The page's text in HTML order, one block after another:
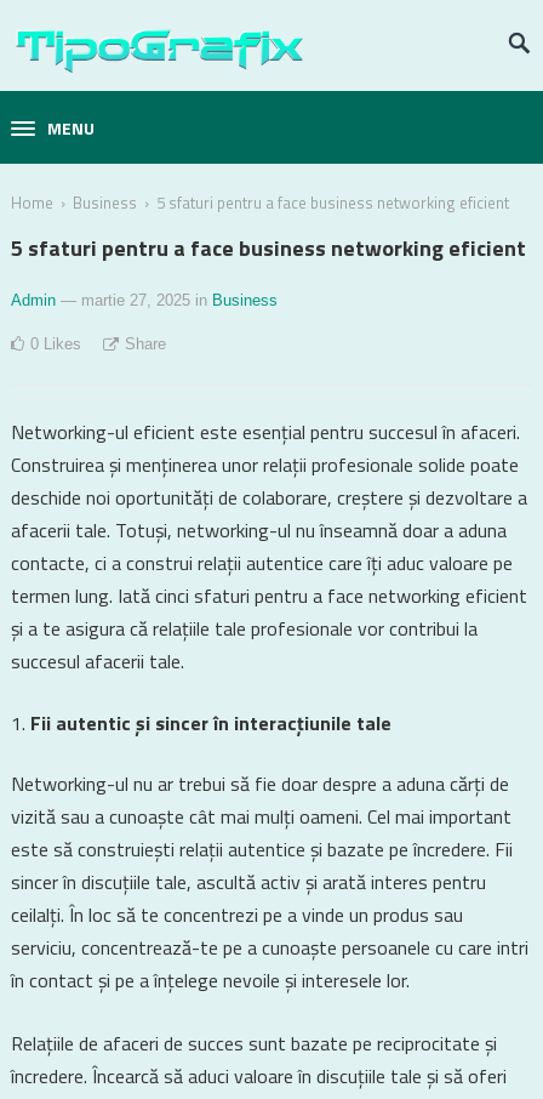
MENU
Home › Business › 5 sfaturi pentru a face business networking eficient
5 sfaturi pentru a face business networking eficient
Admin — martie 27, 2025 in Business
0 Likes Share
Networking-ul eficient este esențial pentru succesul în afaceri.
Construirea și menținerea unor relații profesionale solide poate
deschide noi oportunități de colaborare, creștere și dezvoltare a
afacerii tale. Totuși, networking-ul nu înseamnă doar a aduna
contacte, ci a construi relații autentice care îți aduc valoare pe
termen lung. Iată cinci sfaturi pentru a face networking eficient
și a te asigura că relațiile tale profesionale vor contribui la
succesul afacerii tale.
Fii autentic și sincer în interacțiunile tale
Networking-ul nu ar trebui să fie doar despre a aduna cărți de
vizită sau a cunoaște cât mai mulți oameni. Cel mai important
este să construiești relații autentice și bazate pe încredere. Fii
sincer în discuțiile tale, ascultă activ și arată interes pentru
ceilalți. În loc să te concentrezi pe a vinde un produs sau
serviciu, concentrează-te pe a cunoaște persoanele cu care intri
în contact și pe a înțelege nevoile și interesele lor.
Relațiile de afaceri de succes sunt bazate pe reciprocitate și
încredere. Încearcă să aduci valoare în discuțiile tale și să oferi